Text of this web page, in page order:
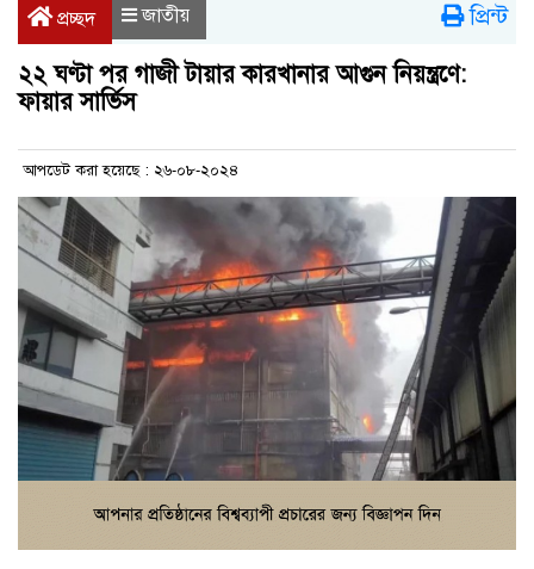
প্রচ্ছদ জাতীয় প্রিন্ট
২২ ঘণ্টা পর গাজী টায়ার কারখানার আগুন নিয়ন্ত্রণে:
ফায়ার সার্ভিস
আপডেট করা হয়েছে : ২৬-০৮-২০২৪